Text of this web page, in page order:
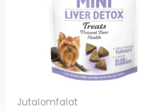
Jutalomfalat